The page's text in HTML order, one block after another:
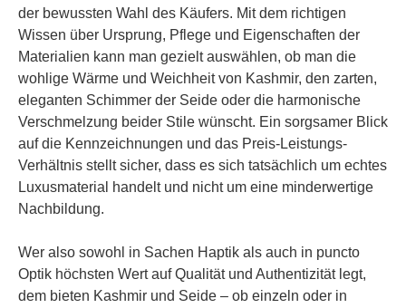
der bewussten Wahl des Käufers. Mit dem richtigen
Wissen über Ursprung, Pflege und Eigenschaften der
Materialien kann man gezielt auswählen, ob man die
wohlige Wärme und Weichheit von Kashmir, den zarten,
eleganten Schimmer der Seide oder die harmonische
Verschmelzung beider Stile wünscht. Ein sorgsamer Blick
auf die Kennzeichnungen und das Preis-Leistungs-
Verhältnis stellt sicher, dass es sich tatsächlich um echtes
Luxusmaterial handelt und nicht um eine minderwertige
Nachbildung.
Wer also sowohl in Sachen Haptik als auch in puncto
Optik höchsten Wert auf Qualität und Authentizität legt,
dem bieten Kashmir und Seide – ob einzeln oder in